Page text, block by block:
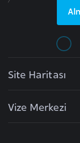
Site Haritası
Vize Merkezi
s
n